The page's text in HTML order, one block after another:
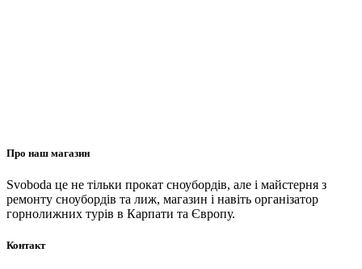
Про наш магазин
Svoboda це не тільки прокат сноубордів, але і майстерня з
ремонту сноубордів та лиж, магазин і навіть організатор
горнолижних турів в Карпати та Європу.
Контакт